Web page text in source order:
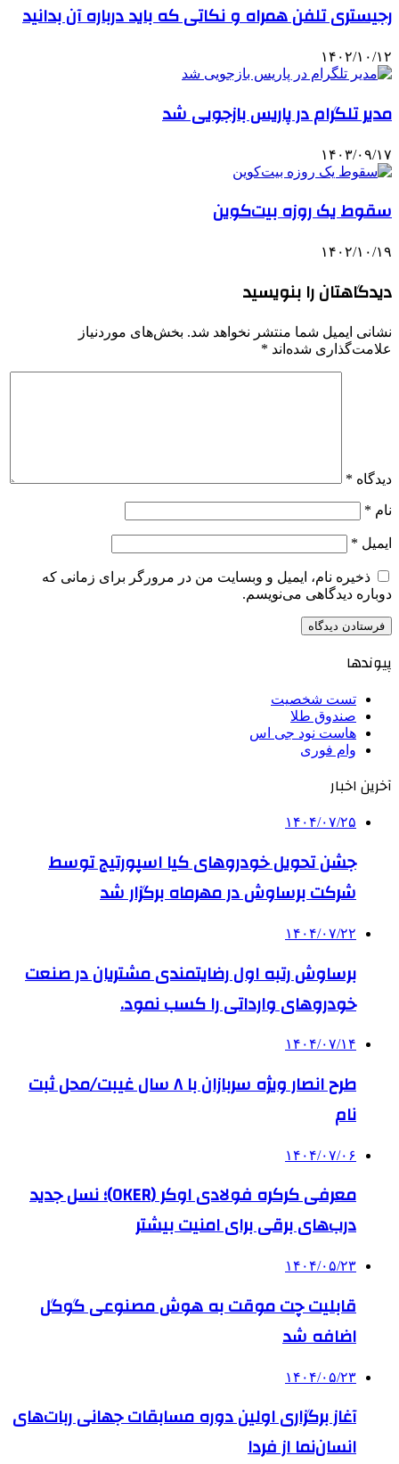
رجیستری تلفن همراه و نکاتی که باید درباره آن بدانید
۱۴۰۲/۱۰/۱۲
مدیر تلگرام در پاریس بازجویی شد
۱۴۰۳/۰۹/۱۷
سقوط یک روزه بیت‌کوین
۱۴۰۲/۱۰/۱۹
دیدگاهتان را بنویسید
نشانی ایمیل شما منتشر نخواهد شد. بخش‌های موردنیاز
علامت‌گذاری شده‌اند *
دیدگاه *
نام *
ایمیل *
ذخیره نام، ایمیل و وبسایت من در مرورگر برای زمانی که
دوباره دیدگاهی می‌نویسم.
پیوندها
تست شخصیت
صندوق طلا
هاست نود جی اس
وام فوری
آخرین اخبار
۱۴۰۴/۰۷/۲۵
جشن تحویل خودروهای کیا اسپورتیج توسط
شرکت برساوش در مهرماه برگزار شد
۱۴۰۴/۰۷/۲۲
برساوش رتبه اول رضایتمندی مشتریان در صنعت
خودروهای وارداتی را کسب نمود.
۱۴۰۴/۰۷/۱۴
طرح انصار ویژه سربازان با ۸ سال غیبت/محل ثبت
نام
۱۴۰۴/۰۷/۰۶
معرفی کرکره فولادی اوکر (OKER)؛ نسل جدید
درب‌های برقی برای امنیت بیشتر
۱۴۰۴/۰۵/۲۳
قابلیت چت موقت به هوش مصنوعی گوگل
اضافه شد
۱۴۰۴/۰۵/۲۳
آغاز برگزاری اولین دوره مسابقات جهانی ربات‌های
انسان‌نما از فردا